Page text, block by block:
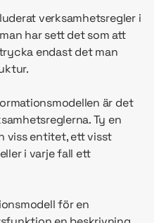
verksamhetsregler i
har sett det som att
endast det man
är det
Ty en
viss entitet, ett visst
i varje fall ett
för en